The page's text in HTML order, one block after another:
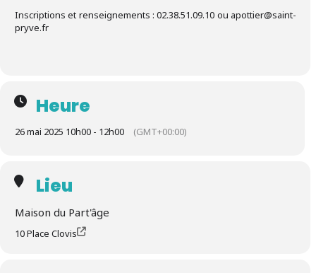
Inscriptions et renseignements : 02.38.51.09.10 ou apottier@saint-
pryve.fr
Heure
26 mai 2025 10h00 - 12h00 (GMT+00:00)
Lieu
Maison du Part'âge
10 Place Clovis